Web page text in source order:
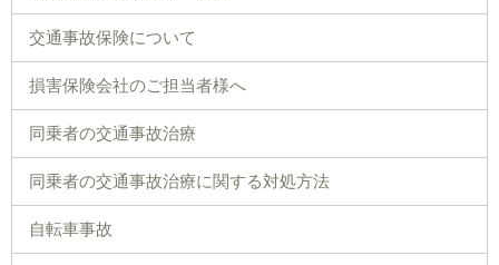
交通事故保険について
損害保険会社のご担当者様へ
同乗者の交通事故治療
同乗者の交通事故治療に関する対処方法
自転車事故